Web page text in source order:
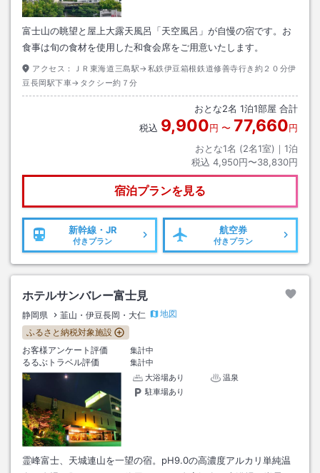
富士山の眺望と屋上大露天風呂「天空風呂」が自慢の宿です。お
食事は旬の食材を使用した和食会席をご用意いたします。
アクセス：
ＪＲ東海道三島駅→私鉄伊豆箱根鉄道修善寺行き約２０分伊
豆長岡駅下車→タクシー約７分
おとな2名 1泊1部屋 合計
税込 9,900円 〜 77,660円
おとな1名 (2名1室)｜ 1泊
税込 4,950円〜38,830円
宿泊プランを見る
新幹線・JR
付きプラン
航空券
付きプラン
ホテルサンバレー富士見
静岡県 韮山・伊豆長岡・大仁
地図
ふるさと納税対象施設
お客様アンケート評価
集計中
るるぶトラベル評価
集計中
大浴場あり
温泉
駐車場あり
霊峰富士、天城連山を一望の宿。pH9.0の高濃度アルカリ単純温